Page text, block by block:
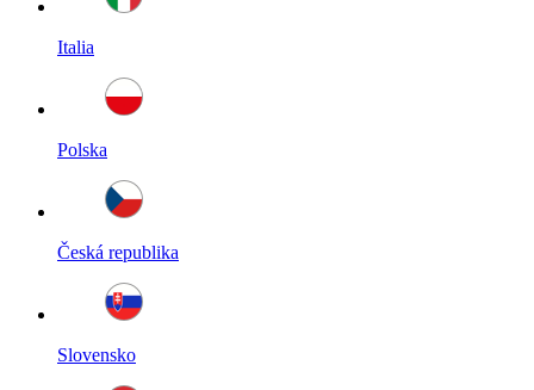
Italia
Polska
Česká republika
Slovensko